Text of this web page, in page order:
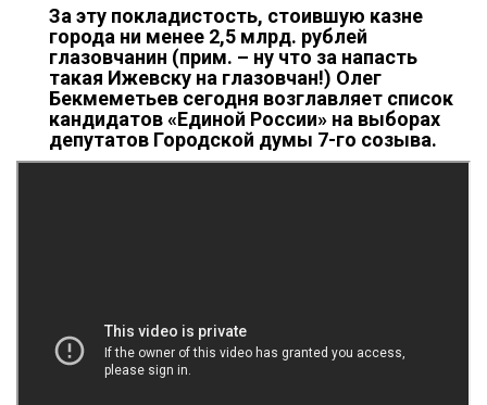
За эту покладистость, стоившую казне
города ни менее 2,5 млрд. рублей
глазовчанин (прим. – ну что за напасть
такая Ижевску на глазовчан!) Олег
Бекмеметьев сегодня возглавляет список
кандидатов «Единой России» на выборах
депутатов Городской думы 7-го созыва.